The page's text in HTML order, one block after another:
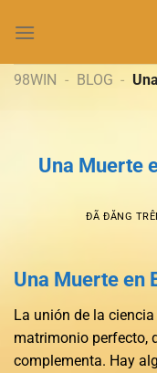
đến
dung98WIN - BLOG -
Una Muerte
ĐÃ ĐĂNG
Una Muerte en
La unión de la
matrimonio perfecto,
complementa. Hay